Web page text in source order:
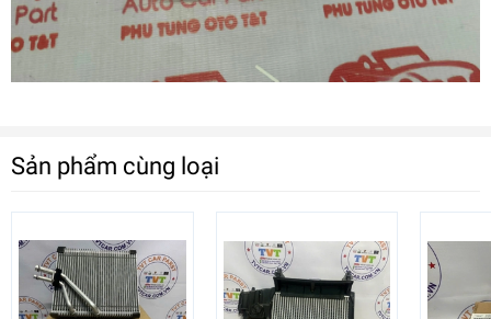
Sản phẩm cùng loại